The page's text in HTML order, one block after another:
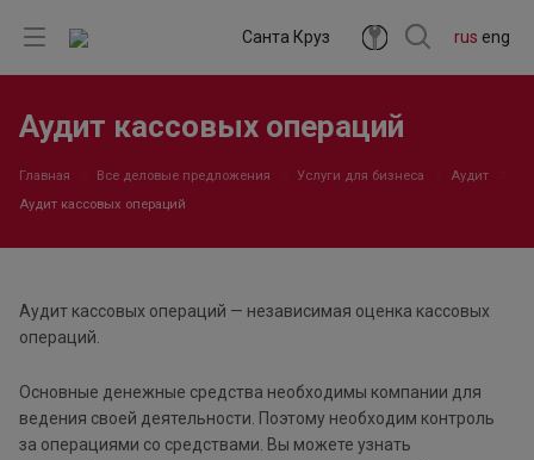
rus eng
Санта Круз
Аудит кассовых операций
Главная Все деловые предложения Услуги для бизнеса
Аудит
Аудит кассовых операций
Аудит кассовых операций — независимая оценка кассовых
операций.
Основные денежные средства необходимы компании для
ведения своей деятельности. Поэтому необходим контроль
за операциями со средствами. Вы можете узнать